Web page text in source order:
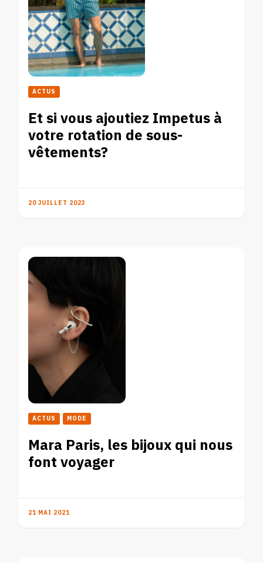
ACTUS
Et si vous ajoutiez Impetus à
votre rotation de sous-
vêtements?
20 JUILLET 2023
ACTUS MODE
Mara Paris, les bijoux qui nous
font voyager
21 MAI 2021